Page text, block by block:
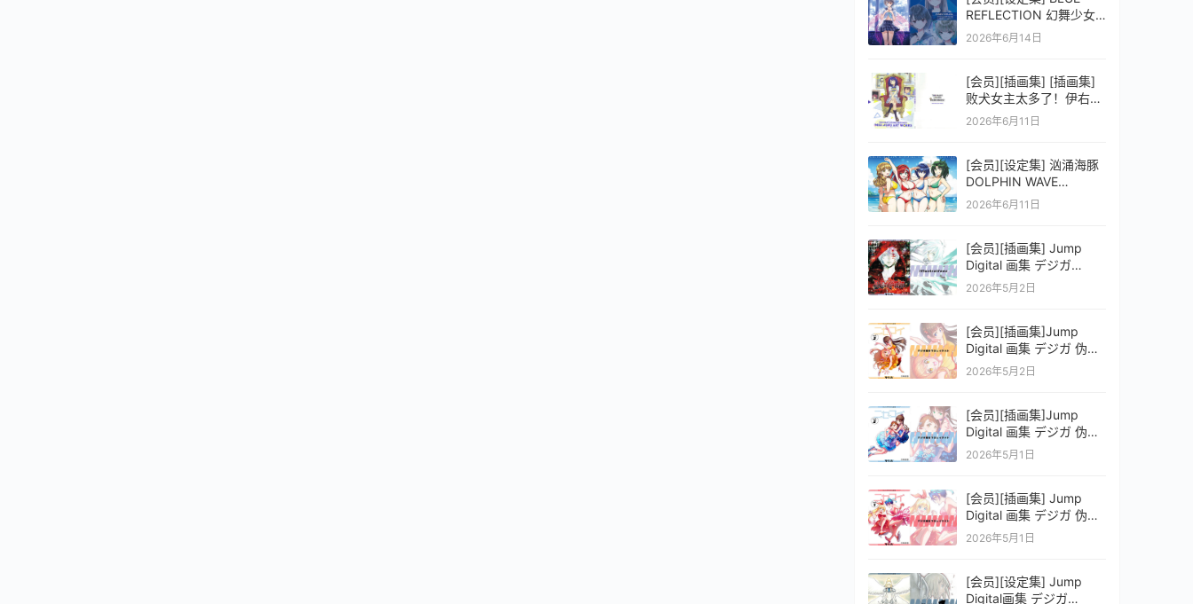
REFLECTION 幻舞少女
之剑公式ビジュアルコレ
2026年6月14日
[会员][插画集] [插画集]
败犬女主太多了！伊右群
ARTWORKS
2026年6月11日
[会员][设定集] 汹涌海豚
DOLPHIN WAVE
OFFICIAL VISUAL
2026年6月11日
[会员][插画集] Jump
Digital 画集 デジガ
D.Gray-man
2026年5月2日
[会员][插画集]Jump
Digital 画集 デジガ 伪恋
ニセコイ 3
2026年5月2日
[会员][插画集]Jump
Digital 画集 デジガ 伪恋
ニセコイ 2
2026年5月1日
[会员][插画集] Jump
Digital 画集 デジガ 伪恋
ニセコイ 1
2026年5月1日
[会员][设定集] Jump
Digital画集 デジガ